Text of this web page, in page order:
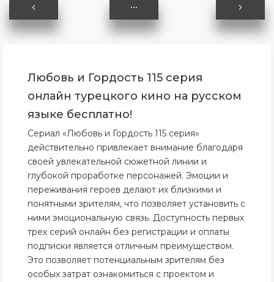
Любовь и Гордость 115 серия
онлайн турецкого кино на русском
языке бесплатно!
Сериал «Любовь и Гордость 115 серия»
действительно привлекает внимание благодаря
своей увлекательной сюжетной линии и
глубокой проработке персонажей. Эмоции и
переживания героев делают их близкими и
понятными зрителям, что позволяет установить с
ними эмоциональную связь. Доступность первых
трех серий онлайн без регистрации и оплаты
подписки является отличным преимуществом.
Это позволяет потенциальным зрителям без
особых затрат ознакомиться с проектом и